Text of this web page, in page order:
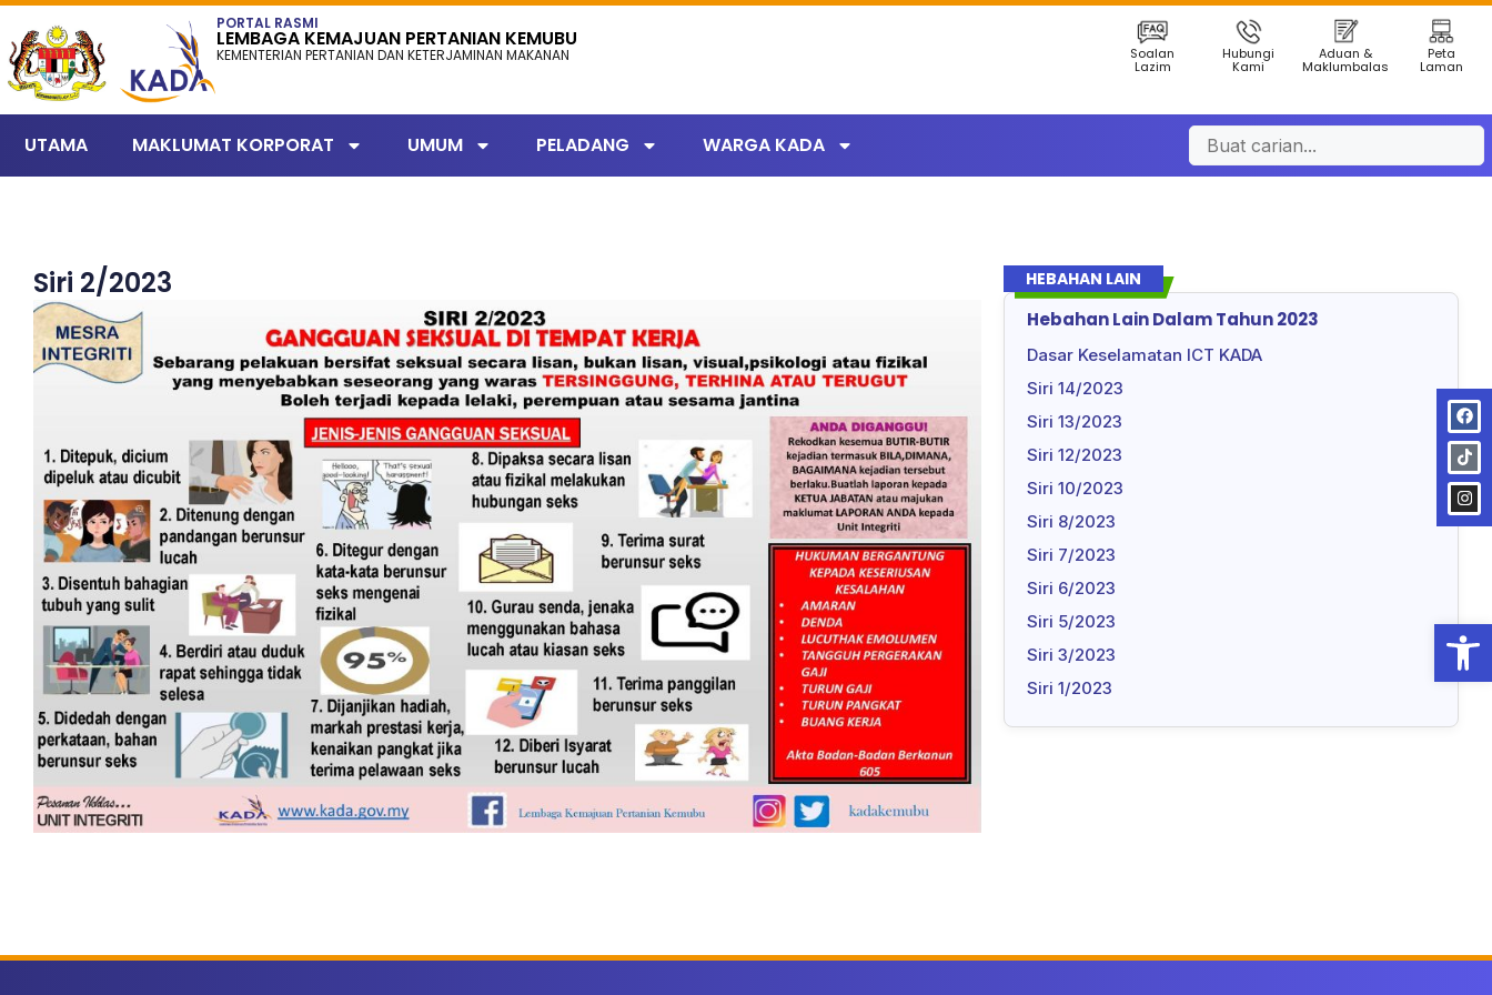
PORTAL RASMI
LEMBAGA KEMAJUAN PERTANIAN KEMUBU
KEMENTERIAN PERTANIAN DAN KETERJAMINAN MAKANAN Soalan
Lazim
Hubungi
Kami
Aduan &
Maklumbalas
Peta
Laman
UTAMA MAKLUMAT KORPORAT UMUM PELADANG WARGA KADA
Siri 2/2023 HEBAHAN LAIN
Hebahan Lain Dalam Tahun 2023
Dasar Keselamatan ICT KADA
Siri 14/2023
Siri 13/2023
Siri 12/2023
Siri 10/2023
Siri 8/2023
Siri 7/2023
Siri 6/2023
Siri 5/2023
Siri 3/2023
Siri 1/2023